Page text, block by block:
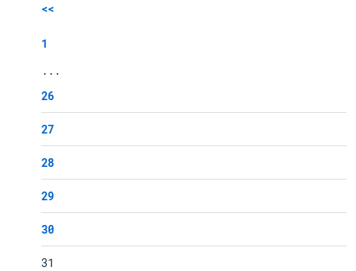
<<
1
...
26
27
28
29
30
31